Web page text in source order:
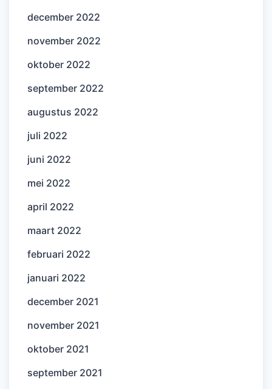
december 2022
november 2022
oktober 2022
september 2022
augustus 2022
juli 2022
juni 2022
mei 2022
april 2022
maart 2022
februari 2022
januari 2022
december 2021
november 2021
oktober 2021
september 2021